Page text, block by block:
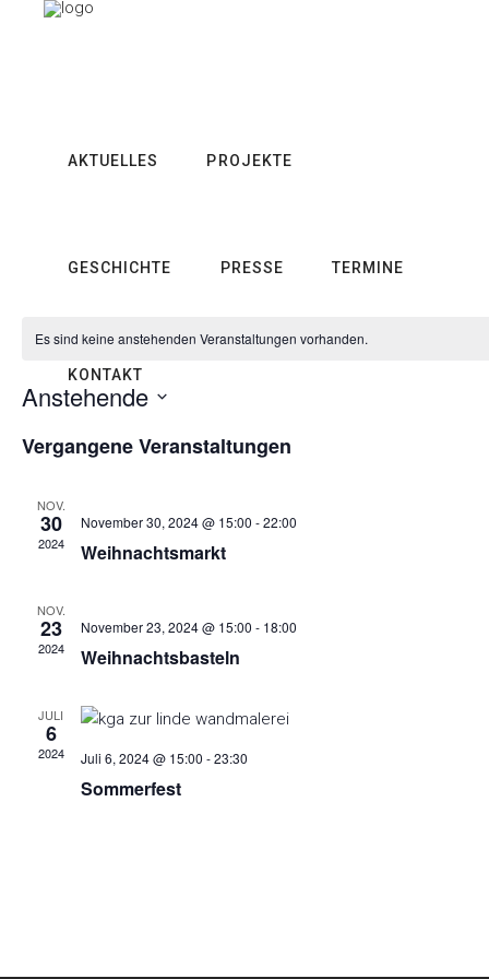
AKTUELLES PROJEKTE
GESCHICHTE PRESSE TERMINE
KONTAKT
Es sind keine anstehenden Veranstaltungen vorhanden.
Anstehende
wählen.
Vergangene Veranstaltungen
NOV.
30
2024
November 30, 2024 @ 15:00 -22:00
Weihnachtsmarkt
NOV.
23
2024
November 23, 2024 @ 15:00 - 18:00
Weihnachtsbasteln
JULI
6
2024 Juli 6, 2024 @ 15:00 -23:30
Sommerfest